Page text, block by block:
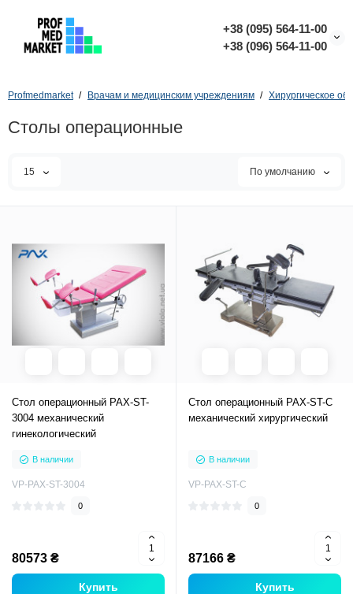
+38 (095) 564-11-00
+38 (096) 564-11-00
Profmedmarket Врачам и медицинским учреждениям Хирургическое
Столы операционные
15 По умолчанию
Стол операционный PAX-ST-
3004 механический
гинекологический
В наличии
VP-PAX-ST-3004
0
80573 ₴
Купить
Стол операционный PAX-ST-C
механический хирургический
В наличии
VP-PAX-ST-C
0
87166 ₴
Купить